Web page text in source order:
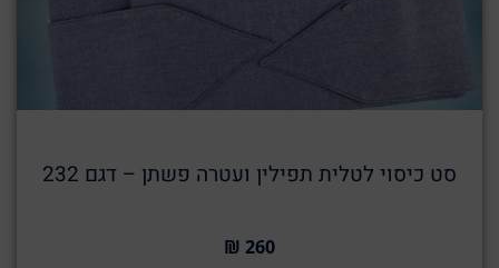
סט כיסוי לטלית תפילין ועטרה פשתן – דגם 232
260 ₪